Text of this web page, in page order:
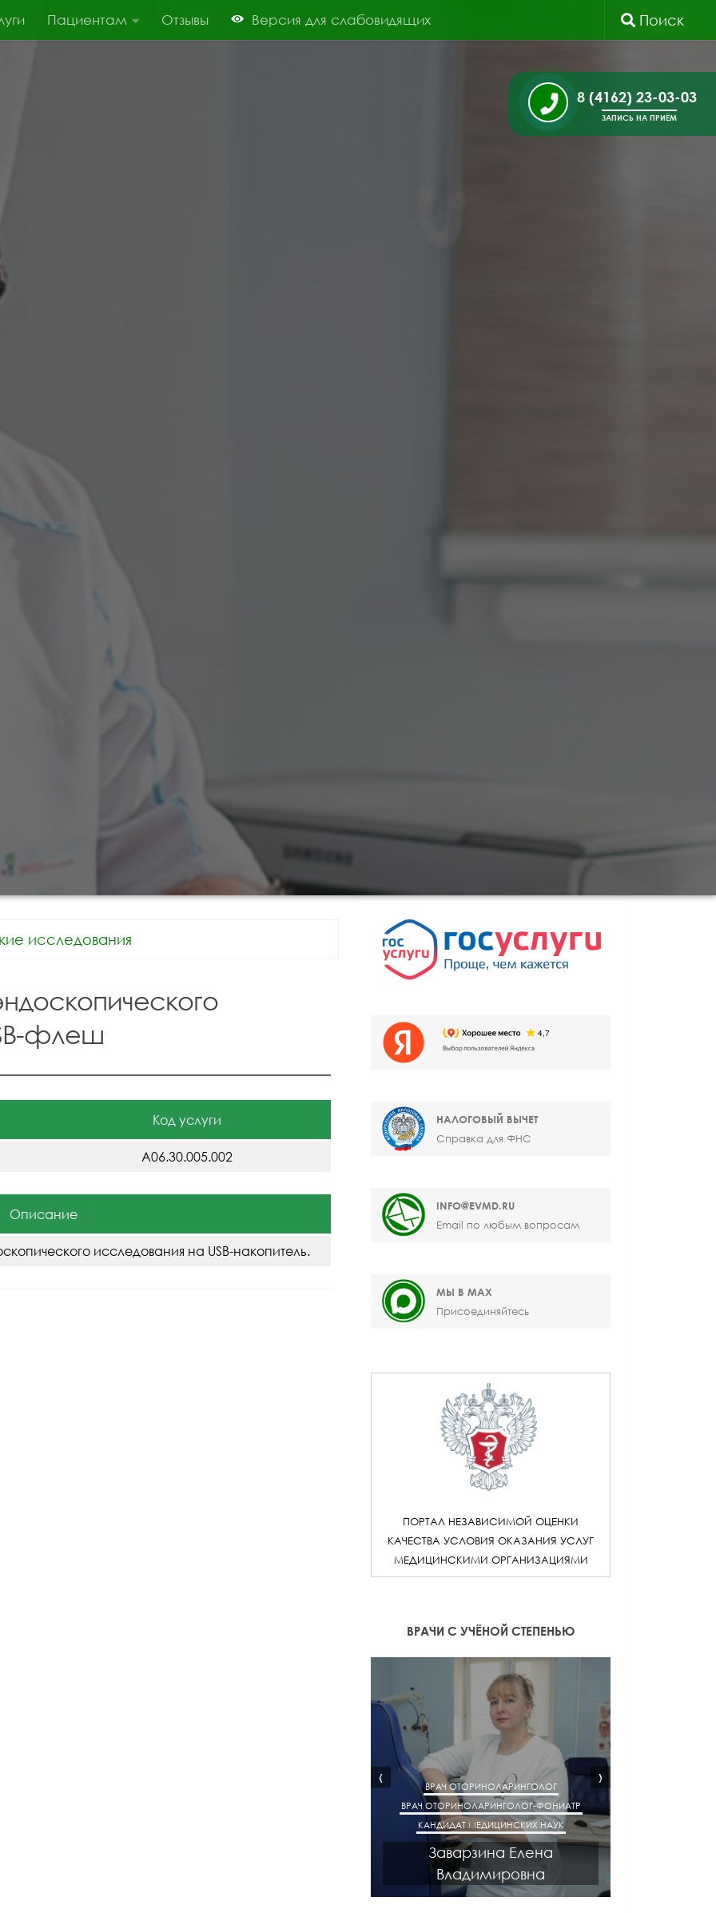
Пациентам Отзывы Версия для слабовидящих Поиск
8 (4162) 23-03-03
ЗАПИСЬ НА ПРИЁМ
исследования
флеш
Код услуги
A06.30.005.002
Описание
исследования на USB-накопитель.
НАЛОГОВЫЙ ВЫЧЕТ
Справка для ФНС
INFO@EVMD.RU
Email по любым вопросам
МЫ В MAX
Присоединяйтесь
ПОРТАЛ НЕЗАВИСИМОЙ ОЦЕНКИ
КАЧЕСТВА УСЛОВИЯ ОКАЗАНИЯ УСЛУГ
МЕДИЦИНСКИМИ ОРГАНИЗАЦИЯМИ
ВРАЧИ С УЧЁНОЙ СТЕПЕНЬЮ
ВРАЧ ОТОРИНОЛАРИНГОЛОГ
ВРАЧ ОТОРИНОЛАРИНГОЛОГ-ФОНИАТР
КАНДИДАТ МЕДИЦИНСКИХ НАУК
Заварзина Елена
Владимировна
‹ ›